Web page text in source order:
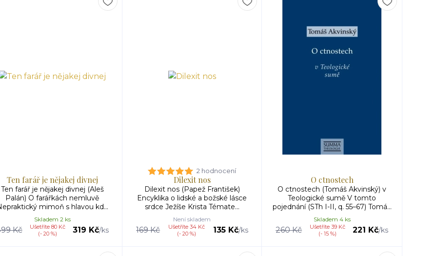
Ten farář je nějakej divnej
Ten farář je nějakej divnej (Aleš
Palán) O farářkách nemluvě
mimoň s hlavou kd...
Kč
Ušetříte 80 Kč
(- 20 %)
319 Kč/ks
Skladem 2 ks
2 hodnocení
Dilexit nos
Dilexit nos (Papež František)
Encyklika o lidské a božské lásce
srdce Ježíše Krista Témate...
169 Kč
Ušetříte 34 Kč
(- 20 %)
135 Kč/ks
Není skladem
O ctnostech
O ctnostech (Tomáš Akvinský) v
Teologické sumě V tomto
pojednání (STh I-II, q. 55–67) Tomá...
260 Kč
Ušetříte 39 Kč
(- 15 %)
221 Kč/ks
Skladem 4 ks